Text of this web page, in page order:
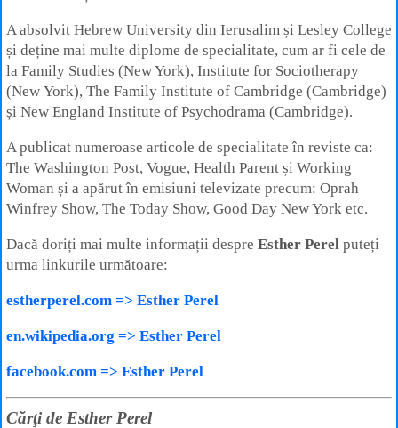
A absolvit Hebrew University din Ierusalim și Lesley College
și deține mai multe diplome de specialitate, cum ar fi cele de
la Family Studies (New York), Institute for Sociotherapy
(New York), The Family Institute of Cambridge (Cambridge)
și New England Institute of Psychodrama (Cambridge).
A publicat numeroase articole de specialitate în reviste ca:
The Washington Post, Vogue, Health Parent și Working
Woman și a apărut în emisiuni televizate precum: Oprah
Winfrey Show, The Today Show, Good Day New York etc.
Dacă doriți mai multe informații despre Esther Perel puteți
urma linkurile următoare:
estherperel.com => Esther Perel
en.wikipedia.org => Esther Perel
facebook.com => Esther Perel
Cărţi de Esther Perel